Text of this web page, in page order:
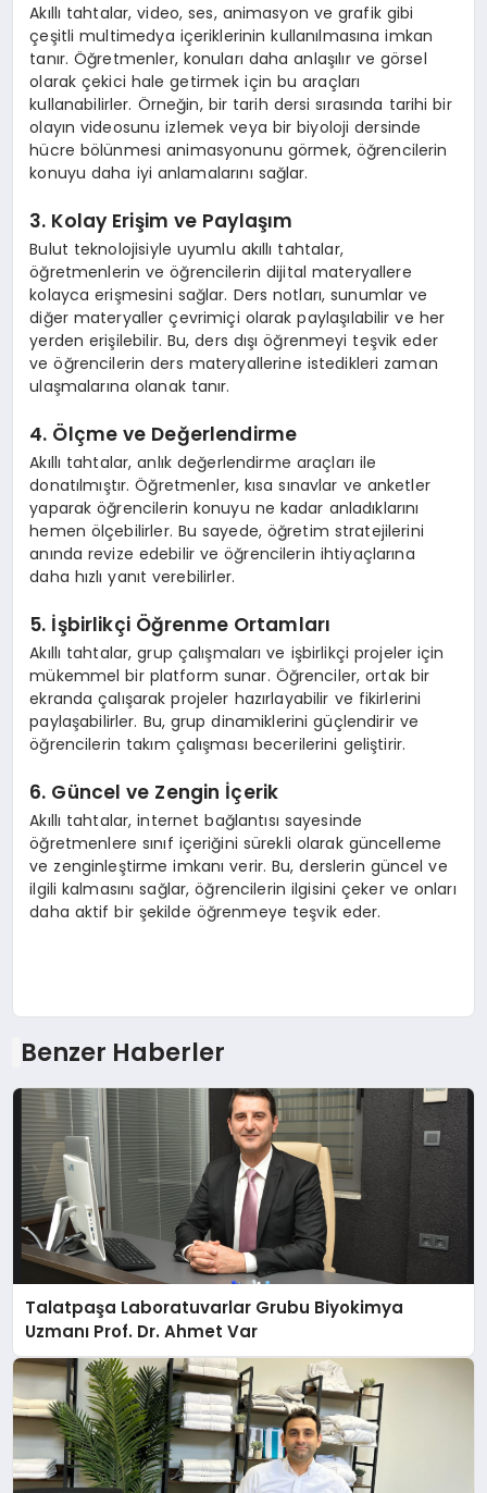
Akıllı tahtalar, video, ses, animasyon ve grafik gibi
çeşitli multimedya içeriklerinin kullanılmasına imkan
tanır. Öğretmenler, konuları daha anlaşılır ve görsel
olarak çekici hale getirmek için bu araçları
kullanabilirler. Örneğin, bir tarih dersi sırasında tarihi bir
olayın videosunu izlemek veya bir biyoloji dersinde
hücre bölünmesi animasyonunu görmek, öğrencilerin
konuyu daha iyi anlamalarını sağlar.
3. Kolay Erişim ve Paylaşım
Bulut teknolojisiyle uyumlu akıllı tahtalar,
öğretmenlerin ve öğrencilerin dijital materyallere
kolayca erişmesini sağlar. Ders notları, sunumlar ve
diğer materyaller çevrimiçi olarak paylaşılabilir ve her
yerden erişilebilir. Bu, ders dışı öğrenmeyi teşvik eder
ve öğrencilerin ders materyallerine istedikleri zaman
ulaşmalarına olanak tanır.
4. Ölçme ve Değerlendirme
Akıllı tahtalar, anlık değerlendirme araçları ile
donatılmıştır. Öğretmenler, kısa sınavlar ve anketler
yaparak öğrencilerin konuyu ne kadar anladıklarını
hemen ölçebilirler. Bu sayede, öğretim stratejilerini
anında revize edebilir ve öğrencilerin ihtiyaçlarına
daha hızlı yanıt verebilirler.
5. İşbirlikçi Öğrenme Ortamları
Akıllı tahtalar, grup çalışmaları ve işbirlikçi projeler için
mükemmel bir platform sunar. Öğrenciler, ortak bir
ekranda çalışarak projeler hazırlayabilir ve fikirlerini
paylaşabilirler. Bu, grup dinamiklerini güçlendirir ve
öğrencilerin takım çalışması becerilerini geliştirir.
6. Güncel ve Zengin İçerik
Akıllı tahtalar, internet bağlantısı sayesinde
öğretmenlere sınıf içeriğini sürekli olarak güncelleme
ve zenginleştirme imkanı verir. Bu, derslerin güncel ve
ilgili kalmasını sağlar, öğrencilerin ilgisini çeker ve onları
daha aktif bir şekilde öğrenmeye teşvik eder.
Benzer Haberler
Talatpaşa Laboratuvarlar Grubu Biyokimya
Uzmanı Prof. Dr. Ahmet Var